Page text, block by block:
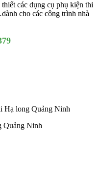
các dụng cụ phụ kiện thi
cho các công trình nhà
Hạ long Quảng Ninh
Quảng Ninh